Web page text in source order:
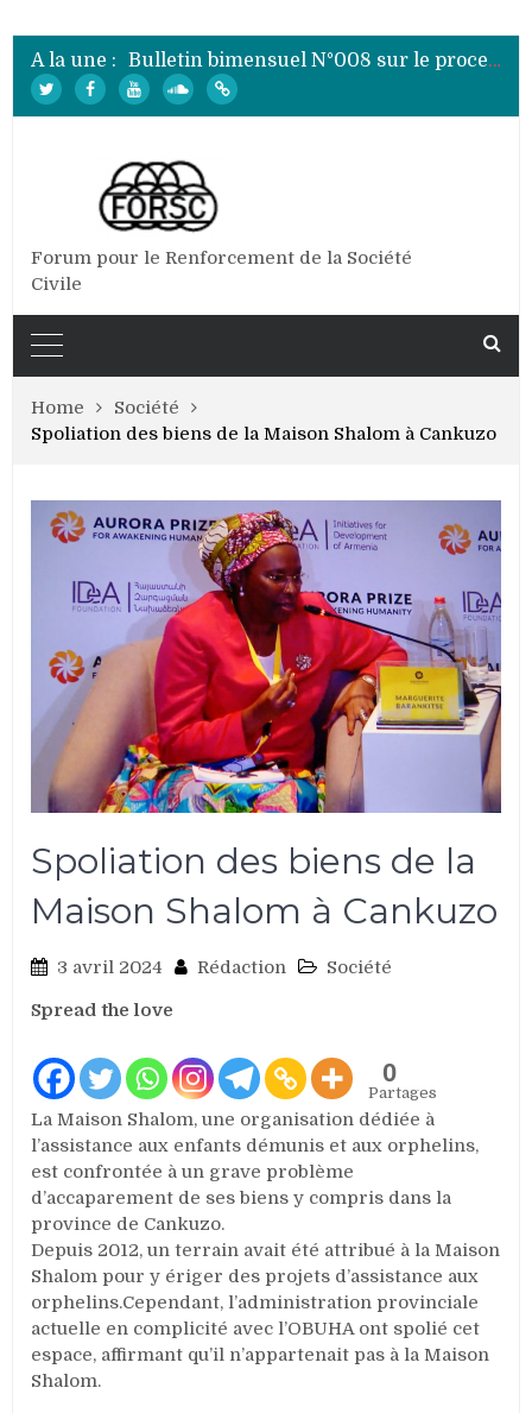
A la une :
Bulletin bimensuel N°009 sur le processus électoral de 2020 au Burundi
Bulletin bimensuel N°008 sur le processus électoral de 2020 au Burundi
Bulletin bimensuel N° 012 sur le processus électoral de 2020 au Burundi
Forum pour le Renforcement de la Société
Civile
Home
Société
Spoliation des biens de la Maison Shalom à Cankuzo
Spoliation des biens de la
Maison Shalom à Cankuzo
3 avril 2024 Rédaction
Société
Spread the love
0
Partages
La Maison Shalom, une organisation dédiée à
l’assistance aux enfants démunis et aux orphelins,
est confrontée à un grave problème
d’accaparement de ses biens y compris dans la
province de Cankuzo.
Depuis 2012, un terrain avait été attribué à la Maison
Shalom pour y ériger des projets d’assistance aux
orphelins.Cependant, l’administration provinciale
actuelle en complicité avec l’OBUHA ont spolié cet
espace, affirmant qu’il n’appartenait pas à la Maison
Shalom.